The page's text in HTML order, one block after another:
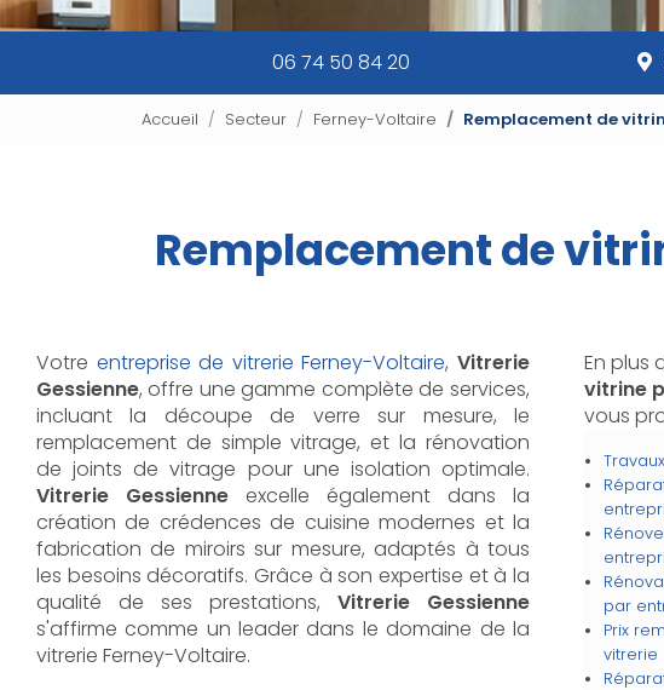
06 74 50 84 20
Accueil Secteur Ferney-Voltaire Remplacement de
Remplacement de
Votre entreprise de vitrerie Ferney-Voltaire,Vitrerie
Gessienne, offre une gamme complète de services,
incluant la découpe de verre sur mesure, le
remplacement de simple vitrage, et la rénovation
de joints de vitrage pour une isolation optimale.
Vitrerie Gessienne excelle également dans la
création de crédences de cuisine modernes et la
fabrication de miroirs sur mesure, adaptés à tous
les besoins décoratifs. Grâce à son expertise et à la
qualité de ses prestations, Vitrerie Gessienne
s'affirme comme un leader dans le domaine de la
vitrerie Ferney-Voltaire.
En plus
vitrine
vous
par
Prix
vitrerie